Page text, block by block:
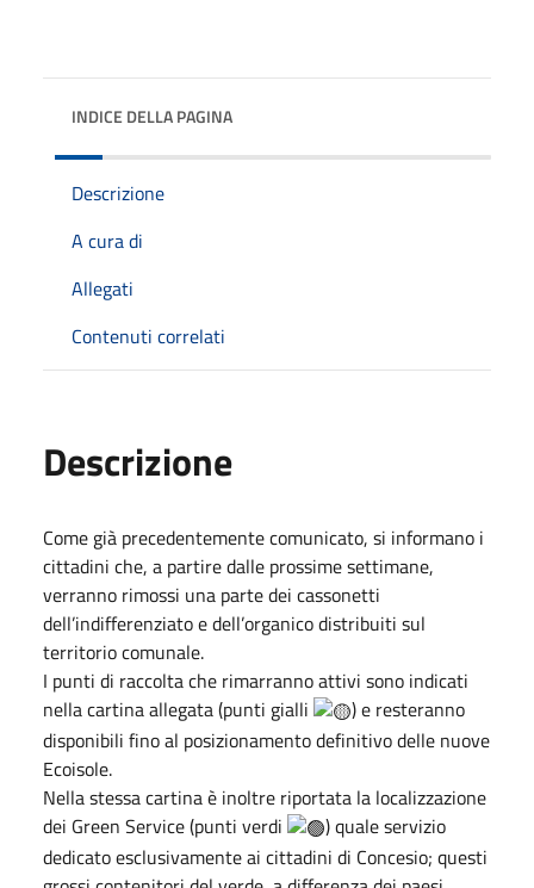
INDICE DELLA PAGINA
Descrizione
A cura di
Allegati
Contenuti correlati
Descrizione
Come già precedentemente comunicato, si informano i
cittadini che, a partire dalle prossime settimane,
verranno rimossi una parte dei cassonetti
dell’indifferenziato e dell’organico distribuiti sul
territorio comunale.
I punti di raccolta che rimarranno attivi sono indicati
nella cartina allegata (punti gialli
) e resteranno
disponibili fino al posizionamento definitivo delle nuove
Ecoisole.
Nella stessa cartina è inoltre riportata la localizzazione
dei Green Service (punti verdi
) quale servizio
dedicato esclusivamente ai cittadini di Concesio; questi